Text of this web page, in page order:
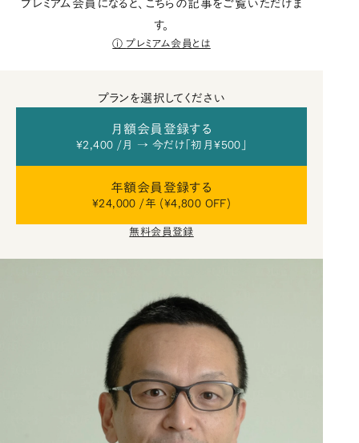
プレミアム会員になると、こちらの記事をご覧いただけま
す。
プレミアム会員とは
プランを選択してください
月額会員登録する
¥2,400 /月 → 今だけ「初月¥500」
年額会員登録する
¥24,000 /年 (¥4,800 OFF)
無料会員登録